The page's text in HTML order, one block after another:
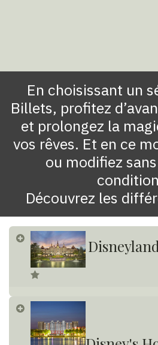
En choisissant un
Billets, profitez
et prolongez la
vos rêves. Et en ce
ou modifiez
Découvrez les